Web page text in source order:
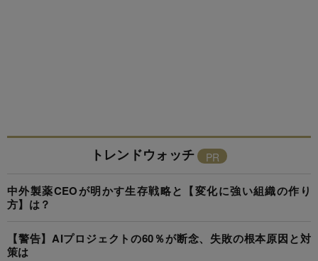
トレンドウォッチ
中外製薬CEOが明かす生存戦略と【変化に強い組織の作り
方】は？
【警告】AIプロジェクトの60％が断念、失敗の根本原因と対
策は